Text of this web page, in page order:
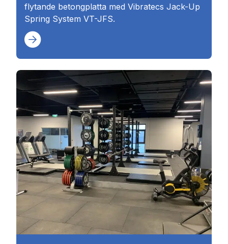
flytande betongplatta med Vibratecs Jack-Up
Spring System VT-JFS.